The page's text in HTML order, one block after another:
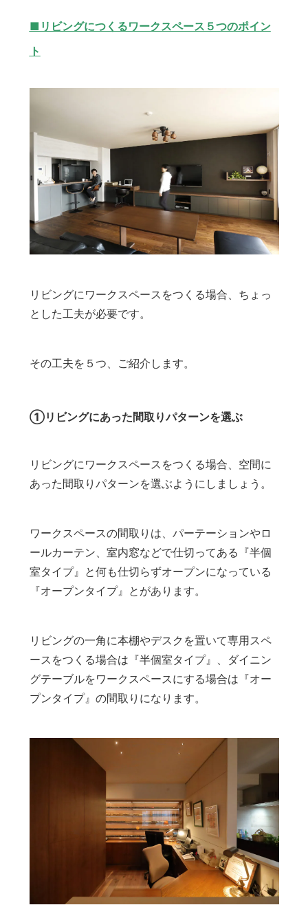
■リビングにつくるワークスペース５つのポイン
ト
リビングにワークスペースをつくる場合、ちょっ
とした工夫が必要です。
その工夫を５つ、ご紹介します。
①リビングにあった間取りパターンを選ぶ
リビングにワークスペースをつくる場合、空間に
あった間取りパターンを選ぶようにしましょう。
ワークスペースの間取りは、パーテーションやロ
ールカーテン、室内窓などで仕切ってある『半個
室タイプ』と何も仕切らずオープンになっている
『オープンタイプ』とがあります。
リビングの一角に本棚やデスクを置いて専用スペ
ースをつくる場合は『半個室タイプ』、ダイニン
グテーブルをワークスペースにする場合は『オー
プンタイプ』の間取りになります。